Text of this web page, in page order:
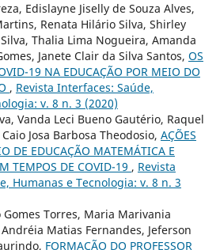
Edislayne Jiselly de Souza Alves,
Renata Hilário Silva, Shirley
Thalia Lima Nogueira, Amanda
Janete Clair da Silva Santos, OS
19 NA EDUCAÇÃO POR MEIO DO
, Revista Interfaces: Saúde,
v. 8 n. 3 (2020)
Vanda Leci Bueno Gautério, Raquel
Josa Barbosa Theodosio, AÇÕES
DE EDUCAÇÃO MATEMÁTICA E
TEMPOS DE COVID-19 , Revista
Humanas e Tecnologia: v. 8 n. 3
Torres, Maria Marivania
Matias Fernandes, Jeferson
FORMAÇÃO DO PROFESSOR